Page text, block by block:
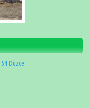
Düzce